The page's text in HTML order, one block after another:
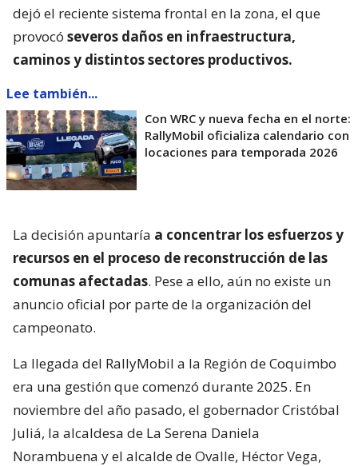
dejó el reciente sistema frontal en la zona, el que
provocó severos daños en infraestructura,
caminos y distintos sectores productivos.
Lee también...
Con WRC y nueva fecha en el norte:
RallyMobil oficializa calendario con
locaciones para temporada 2026
La decisión apuntaría a concentrar los esfuerzos y
recursos en el proceso de reconstrucción de las
comunas afectadas. Pese a ello, aún no existe un
anuncio oficial por parte de la organización del
campeonato.
La llegada del RallyMobil a la Región de Coquimbo
era una gestión que comenzó durante 2025. En
noviembre del año pasado, el gobernador Cristóbal
Juliá, la alcaldesa de La Serena Daniela
Norambuena y el alcalde de Ovalle, Héctor Vega,